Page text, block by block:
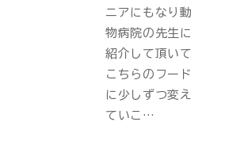
ニアにもなり動
物病院の先生に
紹介して頂いて
こちらのフード
に少しずつ変え
ていこ…